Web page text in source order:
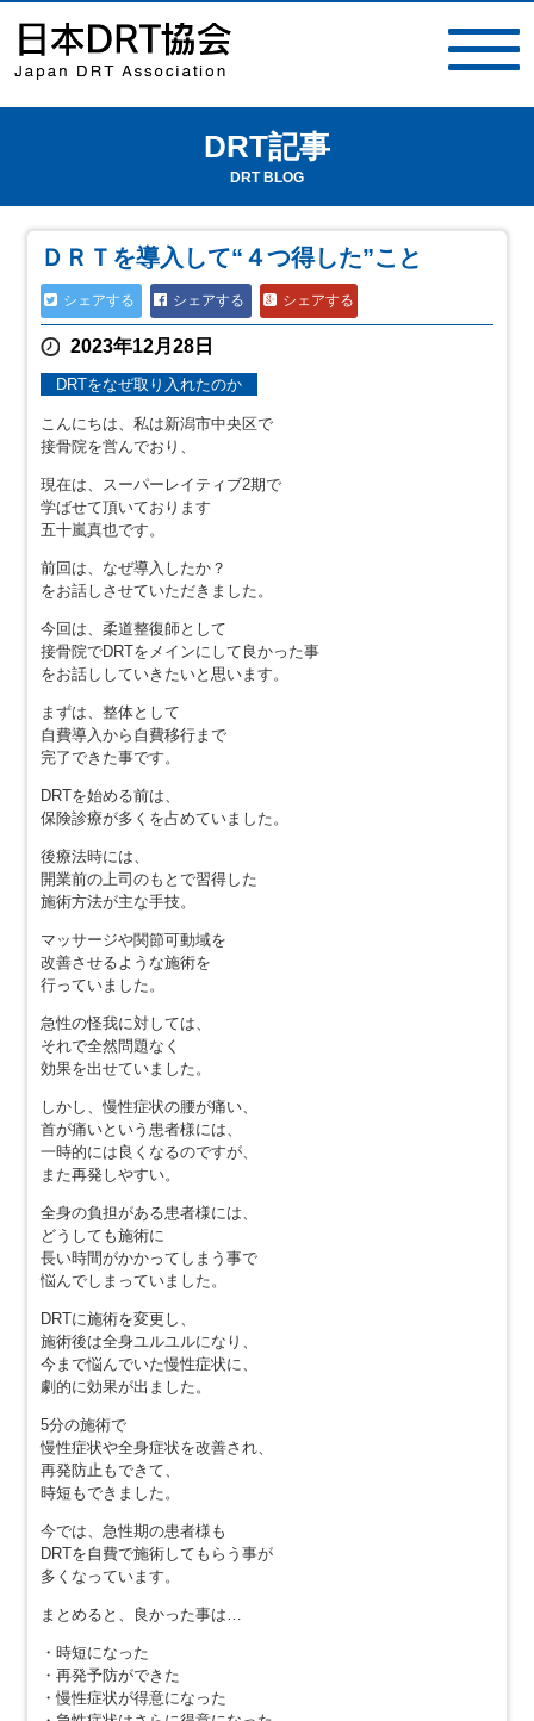
DRT記事
DRT BLOG
ＤＲＴを導入して“４つ得した”こと
シェアする シェアする シェアする
2023年12月28日
DRTをなぜ取り入れたのか
こんにちは、私は新潟市中央区で
接骨院を営んでおり、
現在は、スーパーレイティブ2期で
学ばせて頂いております
五十嵐真也です。
前回は、なぜ導入したか？
をお話しさせていただきました。
今回は、柔道整復師として
接骨院でDRTをメインにして良かった事
をお話ししていきたいと思います。
まずは、整体として
自費導入から自費移行まで
完了できた事です。
DRTを始める前は、
保険診療が多くを占めていました。
後療法時には、
開業前の上司のもとで習得した
施術方法が主な手技。
マッサージや関節可動域を
改善させるような施術を
行っていました。
急性の怪我に対しては、
それで全然問題なく
効果を出せていました。
しかし、慢性症状の腰が痛い、
首が痛いという患者様には、
一時的には良くなるのですが、
また再発しやすい。
全身の負担がある患者様には、
どうしても施術に
長い時間がかかってしまう事で
悩んでしまっていました。
DRTに施術を変更し、
施術後は全身ユルユルになり、
今まで悩んでいた慢性症状に、
劇的に効果が出ました。
5分の施術で
慢性症状や全身症状を改善され、
再発防止もできて、
時短もできました。
今では、急性期の患者様も
DRTを自費で施術してもらう事が
多くなっています。
まとめると、良かった事は…
・時短になった
・再発予防ができた
・慢性症状が得意になった